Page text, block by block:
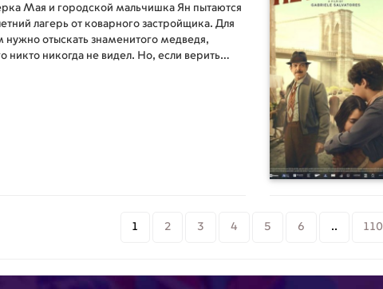
Мая и городской мальчишка Ян пытаются
лагерь от коварного застройщика. Для
нужно отыскать знаменитого медведя,
никто никогда не видел. Но, если верить
1 2 3 4 5 6 .. 110